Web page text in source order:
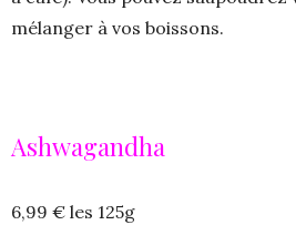
mélanger à vos boissons.
Ashwagandha
6,99 € les 125g